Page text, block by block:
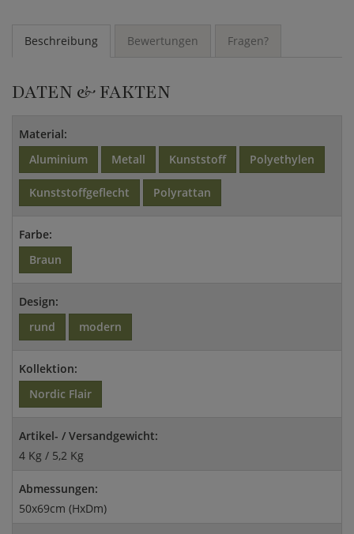
Beschreibung Bewertungen Fragen?
DATEN & FAKTEN
Material:
Aluminium
Metall Kunststoff Polyethylen
Kunststoffgeflecht Polyrattan
Farbe:
Braun
Design:
rund
modern
Kollektion:
Nordic Flair
Artikel- / Versandgewicht:
4 Kg / 5,2 Kg
Abmessungen:
50x69cm (HxDm)